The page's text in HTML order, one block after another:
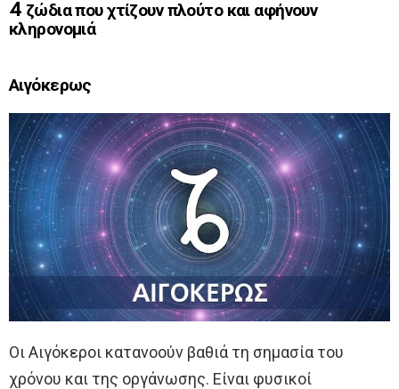
4 ζώδια που χτίζουν πλούτο και αφήνουν
κληρονομιά
Αιγόκερως
Οι Αιγόκεροι κατανοούν βαθιά τη σημασία του
χρόνου και της οργάνωσης. Είναι φυσικοί